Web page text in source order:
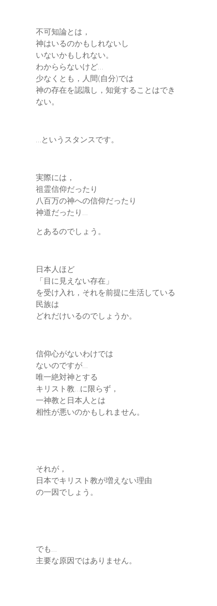
不可知論とは，
神はいるのかもしれないし
いないかもしれない。
わかららないけど…
少なくとも，人間(自分)では
神の存在を認識し，知覚することはでき
ない。
…というスタンスです。
実際には，
祖霊信仰だったり
八百万の神への信仰だったり
神道だったり…
とあるのでしょう。
日本人ほど
「目に見えない存在」
を受け入れ，それを前提に生活している
民族は
どれだけいるのでしょうか。
信仰心がないわけでは
ないのですが…
唯一絶対神とする
キリスト教…に限らず，
一神教と日本人とは
相性が悪いのかもしれません。
それが，
日本でキリスト教が増えない理由
の一因でしょう。
でも…
主要な原因ではありません。